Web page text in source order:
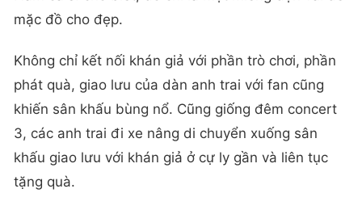
mặc đồ cho đẹp.
Không chỉ kết nối khán giả với phần trò chơi, phần
phát quà, giao lưu của dàn anh trai với fan cũng
khiến sân khấu bùng nổ. Cũng giống đêm concert
3, các anh trai đi xe nâng di chuyển xuống sân
khấu giao lưu với khán giả ở cự ly gần và liên tục
tặng quà.